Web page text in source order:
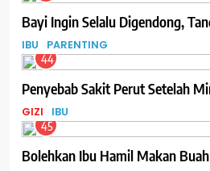
Bayi Ingin Selalu Digendong,
IBU PARENTING
44
Penyebab Sakit Perut Setelah
GIZI IBU
45
Bolehkan Ibu Hamil Makan